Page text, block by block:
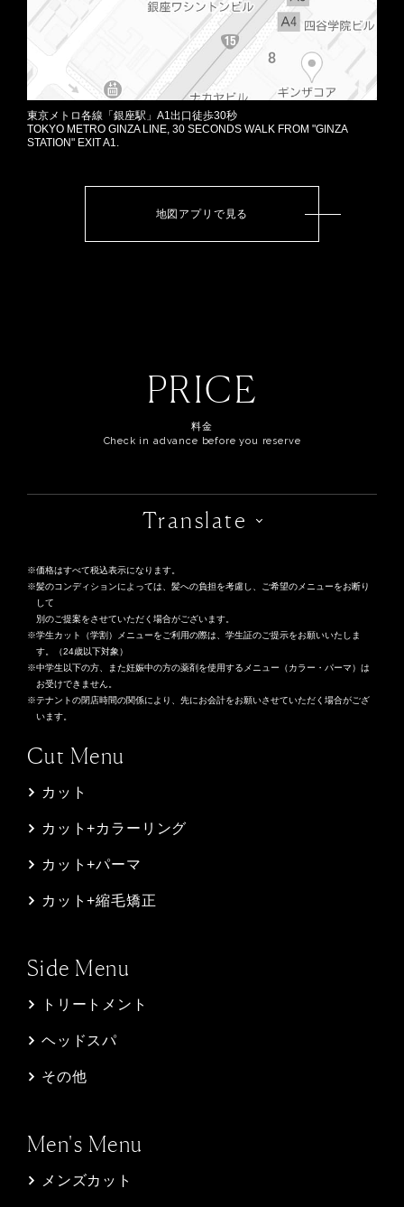
東京メトロ各線「銀座駅」A1出口徒歩30秒
TOKYO METRO GINZA LINE, 30 SECONDS WALK FROM "GINZA
STATION" EXIT A1.
地図アプリで見る
PRICE
料金
Check in advance before you reserve
Translate
価格はすべて税込表示になります。
髪のコンディションによっては、髪への負担を考慮し、ご希望のメニューをお断り
して
別のご提案をさせていただく場合がございます。
学生カット（学割）メニューをご利用の際は、学生証のご提示をお願いいたしま
す。（24歳以下対象）
中学生以下の方、また妊娠中の方の薬剤を使用するメニュー（カラー・パーマ）は
お受けできません。
テナントの閉店時間の関係により、先にお会計をお願いさせていただく場合がござ
います。
Cut Menu
カット
カット+カラーリング
カット+パーマ
カット+縮毛矯正
Side Menu
トリートメント
ヘッドスパ
その他
Men's Menu
メンズカット